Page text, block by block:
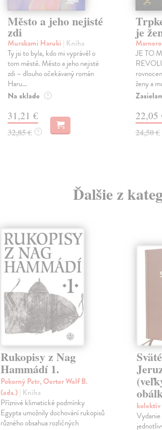
Město a jeho nejisté
zdi
Murakami Haruki | Kniha
Ty jsi to byla, kdo mi vyprávěl o
tom městě. Město a jeho nejisté
zdi – dlouho očekávaný román
Haru...
Na sklade ?
31,21 €
32,85 € ?
je
JE TO
ženy a
22,05
24,50 €
Ďalšie z
Rukopisy z Nag
Hammádí 1.
Pokorný Petr, Oerter Wolf B.
(eds.)| Kniha
Příznivé klimatické podmínky
Egypta umožnily dochování rukopisů
různého obsahua rozličných
Vydanie